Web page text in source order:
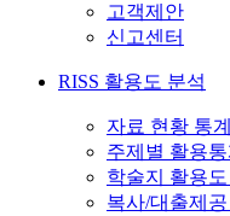
고객제안
신고센터
RISS 활용도 분석
자료 현황 통계
주제별 활용
학술지 활용도
복사/대출제